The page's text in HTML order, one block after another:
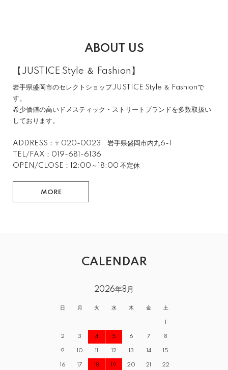
ABOUT US
【JUSTICE Style ＆ Fashion】
岩手県盛岡市のセレクトショップJUSTICE Style ＆ Fashionで
す。
希少価値の高いドメスティック・ストリートブランドを多数取扱い
しております。
ADDRESS：〒020-0023 岩手県盛岡市内丸6-1
TEL/FAX：019-681-6136
OPEN/CLOSE：12:00～18:00 不定休
MORE
CALENDAR
2026年8月
日 月 火 水 木 金 土
1
2 3 4 5 6 7 8
9 10 11 12 13 14 15
16 17 18 19 20 21 22